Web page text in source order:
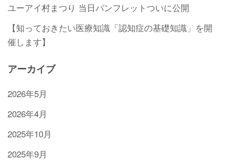
ユーアイ村まつり 当日パンフレットついに公開
【知っておきたい医療知識「認知症の基礎知識」を開
催します】
アーカイブ
2026年5月
2026年4月
2025年10月
2025年9月